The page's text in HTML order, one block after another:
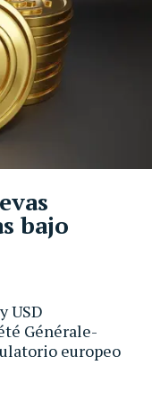
USD
Générale-
europeo
bajo